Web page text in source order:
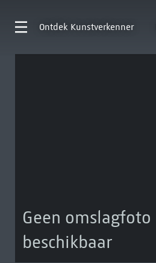
Ontdek Kunstverkenner
Geen omslagfoto
beschikbaar